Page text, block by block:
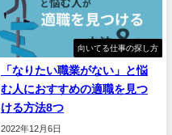
向いてる仕事の探し方
「なりたい職業がない」と悩
む人におすすめの適職を見つ
ける方法8つ
2022年12月6日